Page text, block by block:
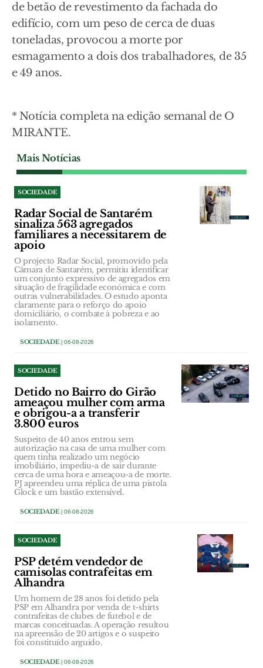
de betão de revestimento da fachada do
edifício, com um peso de cerca de duas
toneladas, provocou a morte por
esmagamento a dois dos trabalhadores, de 35
e 49 anos.
* Notícia completa na edição semanal de O
MIRANTE.
Mais Notícias
SOCIEDADE
Radar Social de Santarém
sinaliza 563 agregados
familiares a necessitarem de
apoio
O projecto Radar Social, promovido pela
Câmara de Santarém, permitiu identificar
um conjunto expressivo de agregados em
situação de fragilidade económica e com
outras vulnerabilidades. O estudo aponta
claramente para o reforço do apoio
domiciliário, o combate à pobreza e ao
isolamento.
SOCIEDADE| 06-08-2026
SOCIEDADE
Detido no Bairro do Girão
ameaçou mulher com arma
e obrigou-a a transferir
3.800 euros
Suspeito de 40 anos entrou sem
autorização na casa de uma mulher com
quem tinha realizado um negócio
imobiliário, impediu-a de sair durante
cerca de uma hora e ameaçou-a de morte.
PJ apreendeu uma réplica de uma pistola
Glock e um bastão extensível.
SOCIEDADE| 06-08-2026
SOCIEDADE
PSP detém vendedor de
camisolas contrafeitas em
Alhandra
Um homem de 28 anos foi detido pela
PSP em Alhandra por venda de t-shirts
contrafeitas de clubes de futebol e de
marcas conceituadas. A operação resultou
na apreensão de 20 artigos e o suspeito
foi constituído arguido.
SOCIEDADE| 06-08-2026